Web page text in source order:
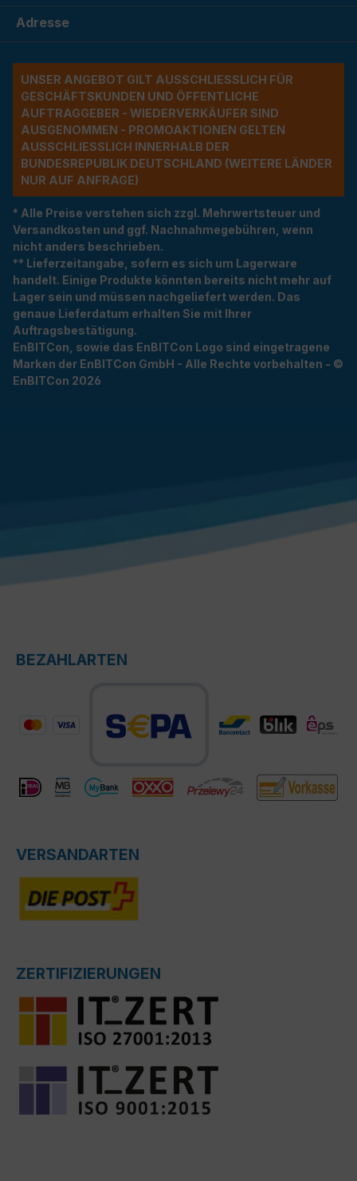
Adresse
UNSER ANGEBOT GILT AUSSCHLIESSLICH FÜR G
ESCHÄFTSKUNDEN UND ÖFFENTLICHE A
UFTRAGGEBER - WIEDERVERKÄUFER SIND A
USGENOMMEN - PROMOAKTIONEN GELTEN A
USSCHLIESSLICH INNERHALB DER BU
NDESREPUBLIK DEUTSCHLAND (WEITERE LÄNDER NU
R AUF ANFRAGE)
* Alle Preise verstehen sich zzgl. Mehrwertsteuer und
Versandkosten und ggf. Nachnahmegebühren, wenn
nicht anders beschrieben.
** Lieferzeitangabe, sofern es sich um Lagerware
handelt. Einige Produkte könnten bereits nicht mehr auf
Lager sein und müssen nachgeliefert werden. Das
genaue Lieferdatum erhalten Sie mit Ihrer
Auftragsbestätigung.
EnBITCon, sowie das EnBITCon Logo sind eingetragene
Marken der EnBITCon GmbH - Alle Rechte vorbehalten - ©
EnBITCon 2026
BEZAHLARTEN
VERSANDARTEN
ZERTIFIZIERUNGEN